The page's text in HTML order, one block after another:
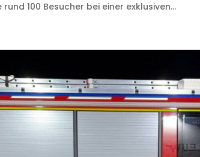
100 Besucher bei einer exklusiven...